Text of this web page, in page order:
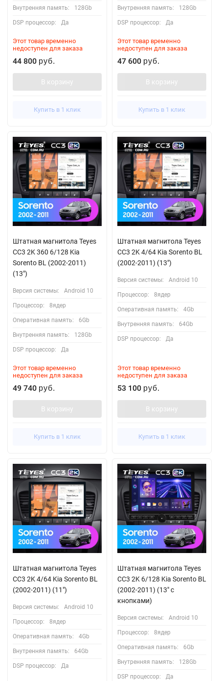
Внутренняя память: 128Gb
DSP процессор: Да
Этот товар временно
недоступен для заказа
44 800 руб.
В корзину
Купить в 1 клик
Внутренняя память: 128Gb
DSP процессор: Да
Этот товар временно
недоступен для заказа
47 600 руб.
В корзину
Купить в 1 клик
Штатная магнитола Teyes
CC3 2K 360 6/128 Kia
Sorento BL (2002-2011)
(13")
Версия системы: Android 10
Процессор: 8ядер
Оперативная память: 6Gb
Внутренняя память: 128Gb
DSP процессор: Да
Этот товар временно
недоступен для заказа
49 740 руб.
В корзину
Купить в 1 клик
Штатная магнитола Teyes
CC3 2K 4/64 Kia Sorento BL
(2002-2011) (13")
Версия системы: Android 10
Процессор: 8ядер
Оперативная память: 4Gb
Внутренняя память: 64Gb
DSP процессор: Да
Этот товар временно
недоступен для заказа
53 100 руб.
В корзину
Купить в 1 клик
Штатная магнитола Teyes
CC3 2K 4/64 Kia Sorento BL
(2002-2011) (11")
Версия системы: Android 10
Процессор: 8ядер
Оперативная память: 4Gb
Внутренняя память: 64Gb
DSP процессор: Да
Штатная магнитола Teyes
CC3 2K 6/128 Kia Sorento BL
(2002-2011) (13" с
кнопками)
Версия системы: Android 10
Процессор: 8ядер
Оперативная память: 6Gb
Внутренняя память: 128Gb
DSP процессор: Да